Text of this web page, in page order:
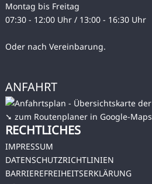
Montag bis Freitag
07:30 - 12:00 Uhr / 13:00 - 16:30 Uhr
Oder nach Vereinbarung.
ANFAHRT
➘ zum Routenplaner in Google-Maps
RECHTLICHES
IMPRESSUM
DATENSCHUTZRICHTLINIEN
BARRIEREFREIHEITSERKLÄRUNG